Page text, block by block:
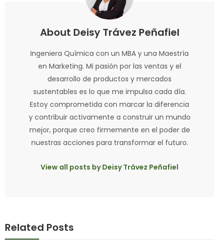
About Deisy Trávez Peñafiel
Ingeniera Química con un MBA y una Maestría
en Marketing. Mi pasión por las ventas y el
desarrollo de productos y mercados
sustentables es lo que me impulsa cada día.
Estoy comprometida con marcar la diferencia
y contribuir activamente a construir un mundo
mejor, porque creo firmemente en el poder de
nuestras acciones para transformar el futuro.
View all posts by Deisy Trávez Peñafiel
Related Posts